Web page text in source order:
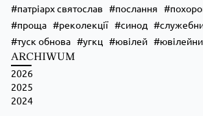
патріарх святослав
послання
проща
реколекції синод
туск обнова
угкц ювілей
ARCHIWUM
2026
2025
2024